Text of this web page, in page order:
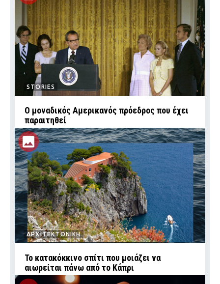
STORIES
Ο μοναδικός Αμερικανός πρόεδρος που έχει
παραιτηθεί
ΑΡΧΙΤΕΚΤΟΝΙΚΗ
Το κατακόκκινο σπίτι που μοιάζει να
αιωρείται πάνω από το Κάπρι